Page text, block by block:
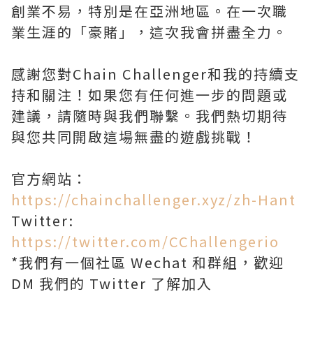
創業不易，特別是在亞洲地區。在一次職
業生涯的「豪賭」，這次我會拼盡全力。
感謝您對Chain Challenger和我的持續支
持和關注！如果您有任何進一步的問題或
建議，請隨時與我們聯繫。我們熱切期待
與您共同開啟這場無盡的遊戲挑戰！
官方網站：
https://chainchallenger.xyz/zh-Hant
Twitter:
https://twitter.com/CChallengerio
*我們有一個社區 Wechat 和群組，歡迎
DM 我們的 Twitter 了解加入